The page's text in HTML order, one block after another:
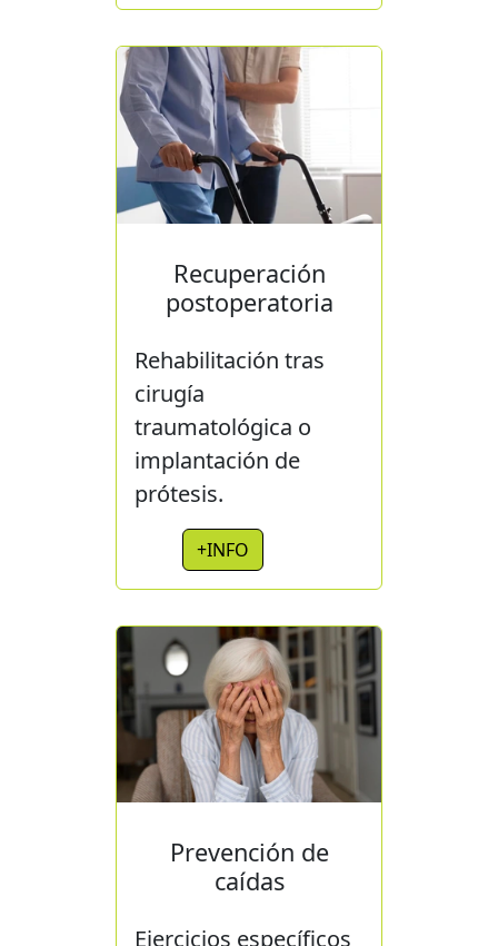
Recuperación
postoperatoria
Rehabilitación tras
cirugía
traumatológica o
implantación de
prótesis.
+INFO
Prevención de
caídas
Ejercicios específicos